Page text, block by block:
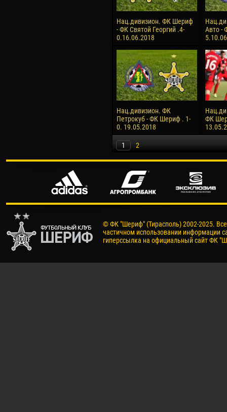
Нац.дивизион. ФК Шериф
- ФК Святой Георгий .4-
0.16.06.2018
Авто -
Нац.дивизион. ФК
Петрокуб - ФК Шериф . 1-
0. 19.05.2018
ФК
1 2
© ФК "Шериф" (Тирасполь) 2002-2025.
частичном использовании информации
гиперссылка на официальный сайт ФК